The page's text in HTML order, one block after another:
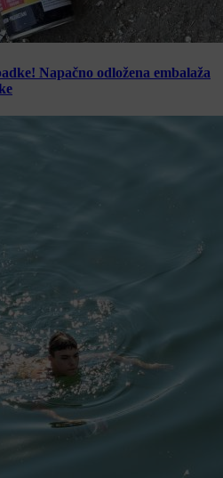
Napačno odložena embalaža